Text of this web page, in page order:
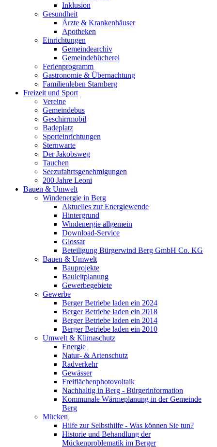
Inklusion
Gesundheit
Ärzte & Krankenhäuser
Apotheken
Einrichtungen
Gemeindearchiv
Gemeindebücherei
Ferienprogramm
Gastronomie & Übernachtung
Familienleben Starnberg
Freizeit und Sport
Vereine
Gemeindebus
Geschirrmobil
Badeplatz
Sporteinrichtungen
Sternwarte
Der Jakobsweg
Tauchen
Seezufahrtsgenehmigungen
200 Jahre Leoni
Bauen & Umwelt
Windenergie in Berg
Aktuelles zur Energiewende
Hintergrund
Windenergie allgemein
Download-Service
Glossar
Beteiligung Bürgerwind Berg GmbH Co. KG
Bauen & Umwelt
Bauprojekte
Bauleitplanung
Gewerbegebiete
Gewerbe
Berger Betriebe laden ein 2024
Berger Betriebe laden ein 2018
Berger Betriebe laden ein 2014
Berger Betriebe laden ein 2010
Umwelt & Klimaschutz
Energie
Natur- & Artenschutz
Radverkehr
Gewässer
Freiflächenphotovoltaik
Nachhaltig in Berg - Bürgerinformation
Kommunale Wärmeplanung in der Gemeinde
Berg
Mücken
Hilfe zur Selbsthilfe - Was können Sie tun?
Historie und Behandlung der
Mückenproblematik im Berger